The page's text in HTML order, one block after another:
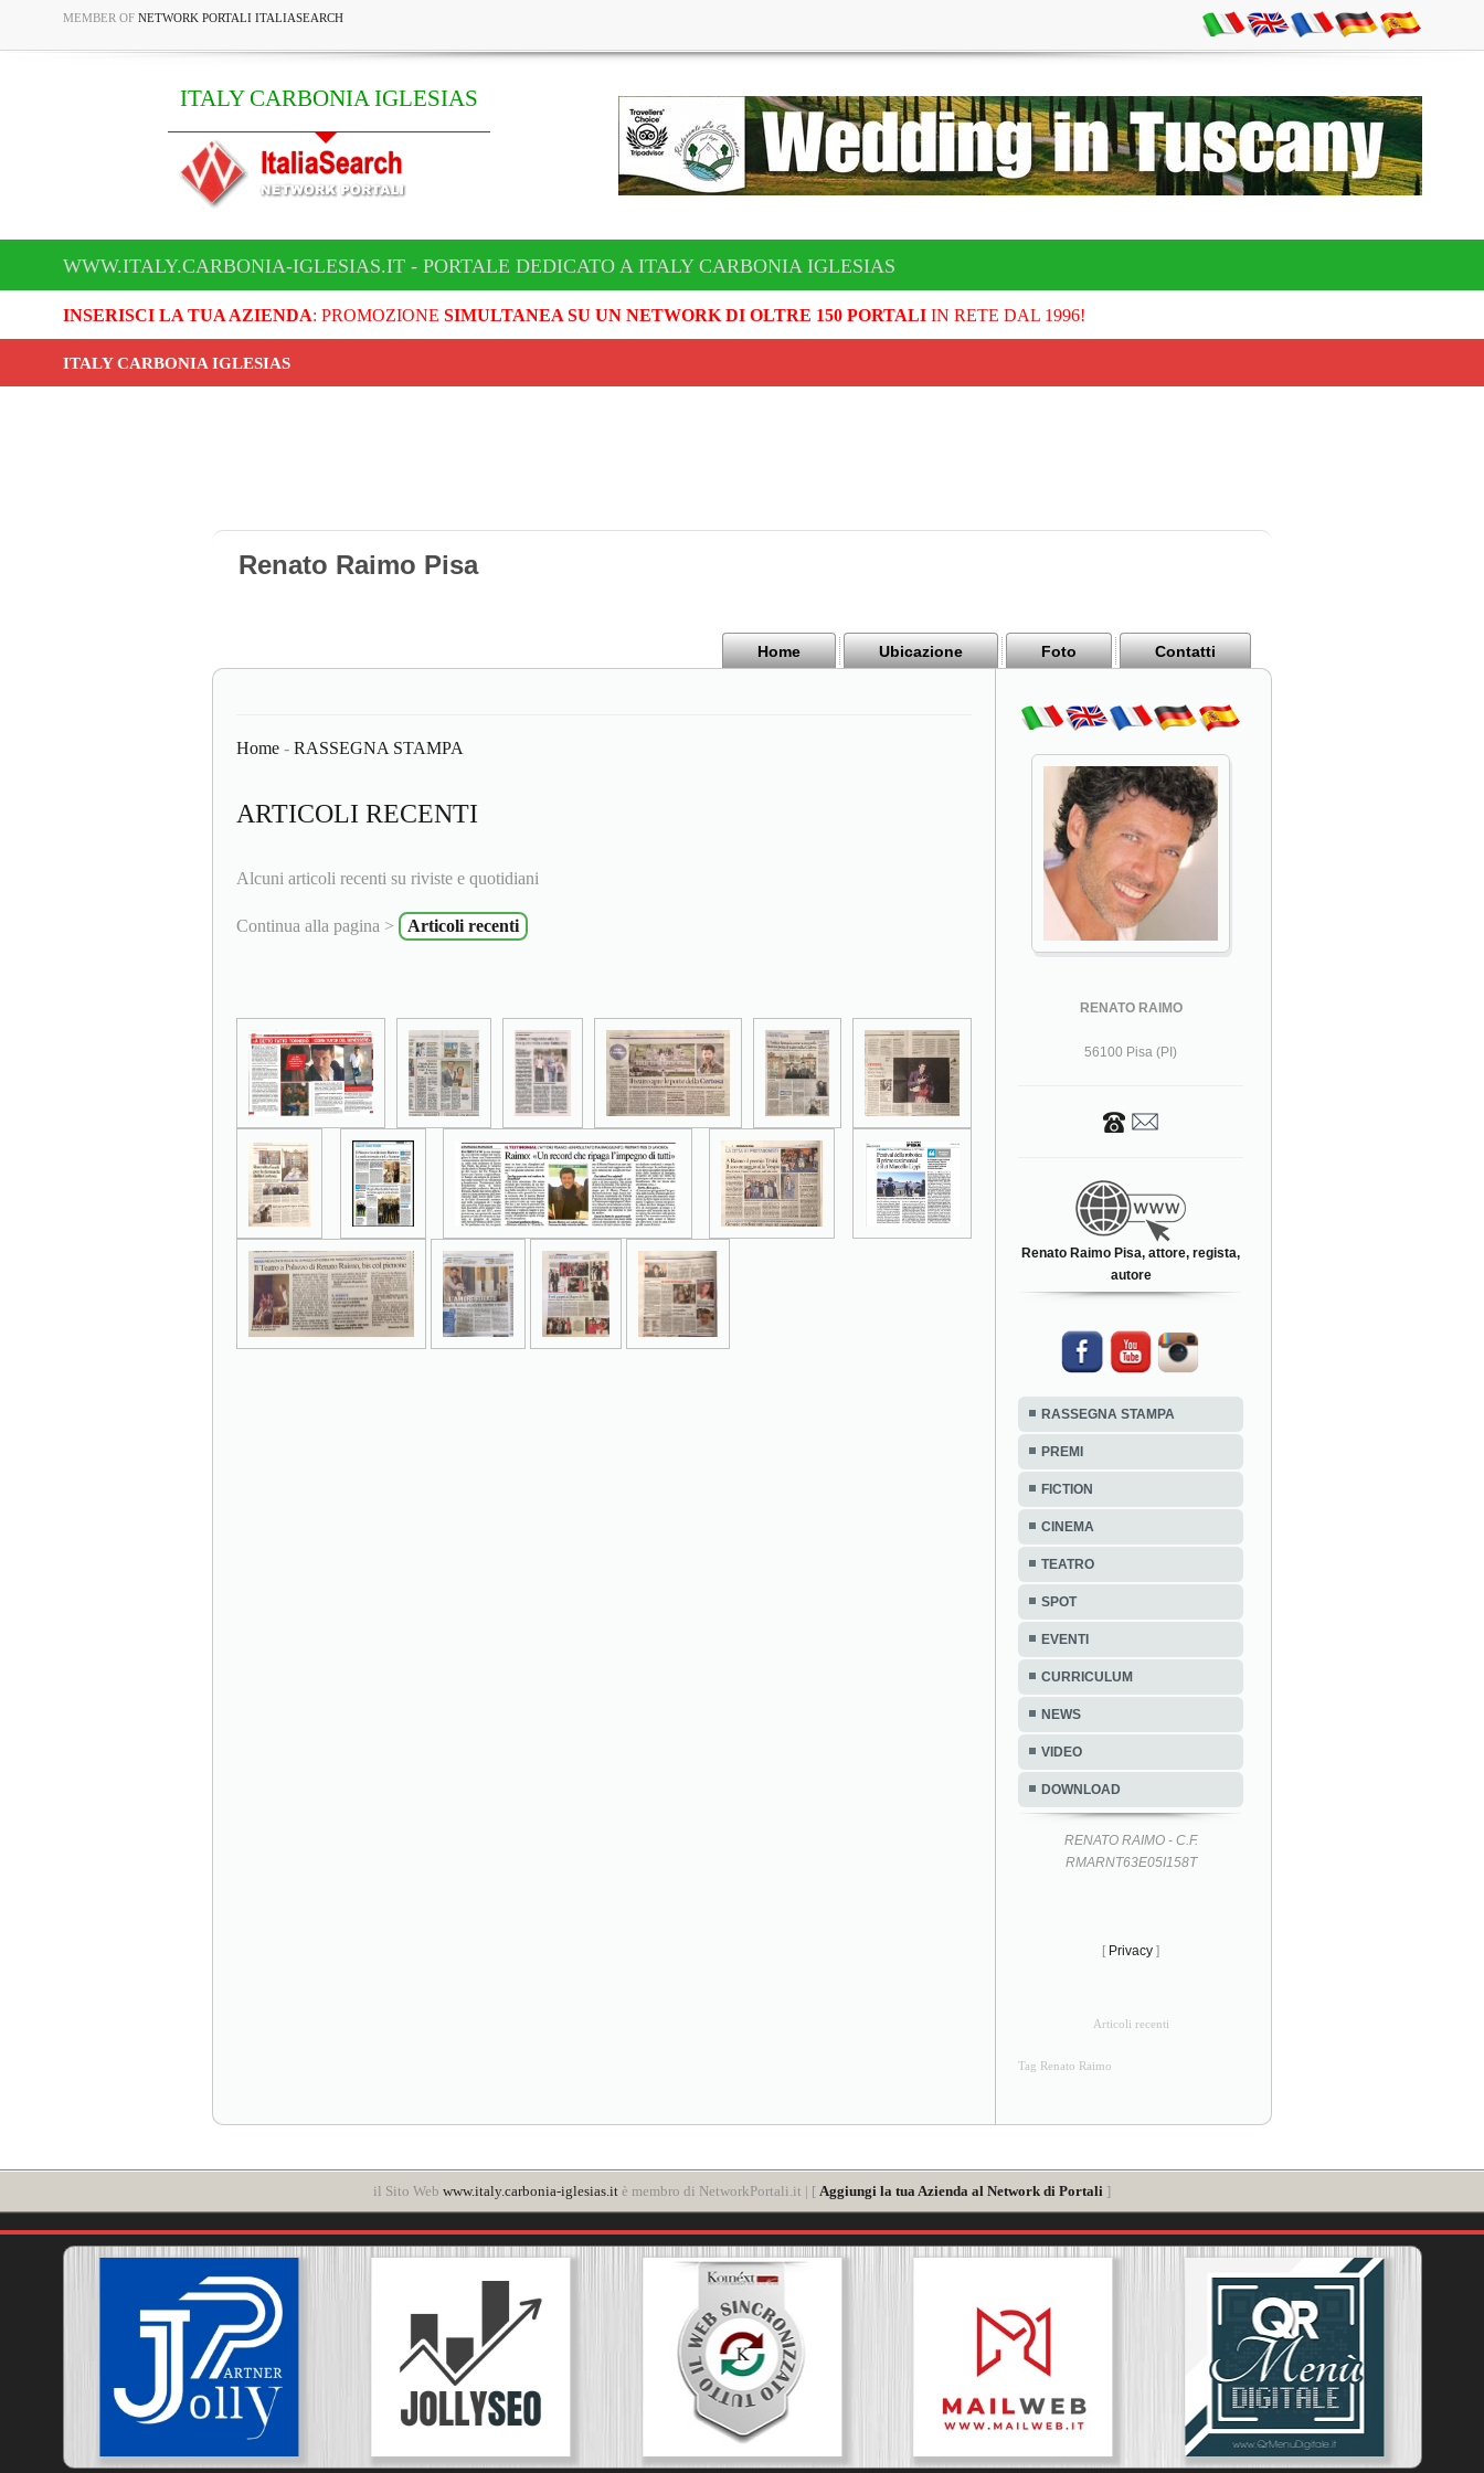
MEMBER OF NETWORK PORTALI ITALIASEARCH
ITALY CARBONIA IGLESIAS
WWW.ITALY.CARBONIA-IGLESIAS.IT - PORTALE DEDICATO A ITALY CARBONIA IGLESIAS
INSERISCI LA TUA AZIENDA: PROMOZIONE SIMULTANEA SU UN NETWORK DI OLTRE 150 PORTALIIN RETE DAL 1996!
ITALY CARBONIA IGLESIAS
Renato Raimo Pisa
Home Ubicazione Foto Contatti
Home - RASSEGNA STAMPA
ARTICOLI RECENTI
Alcuni articoli recenti su riviste e quotidiani
Continua alla pagina > Articoli recenti
RENATO RAIMO
56100 Pisa (PI)
Renato Raimo Pisa, attore, regista,
autore
RASSEGNA STAMPA
PREMI
FICTION
CINEMA
TEATRO
SPOT
EVENTI
CURRICULUM
NEWS
VIDEO
DOWNLOAD
RENATO RAIMO - C.F.
RMARNT63E05I158T
[ Privacy ]
Articoli recenti
Tag Renato Raimo
il Sito Web www.italy.carbonia-iglesias.it è membro di NetworkPortali.it | [ Aggiungi la tua Azienda al Network di Portali ]